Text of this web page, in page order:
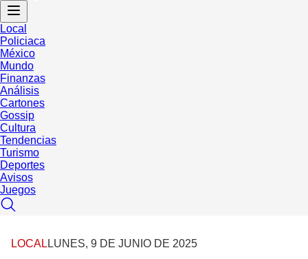
Local
Policiaca
México
Mundo
Finanzas
Análisis
Cartones
Gossip
Cultura
Tendencias
Turismo
Deportes
Avisos
Juegos
LOCAL LUNES, 9 DE JUNIO DE 2025